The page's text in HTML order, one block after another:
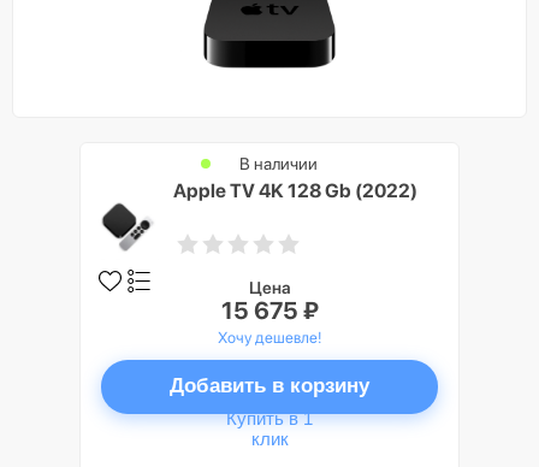
Apple TV 4K 128 Gb (2022)
В наличии
Цена
15 675 ₽
Хочу дешевле!
Добавить в корзину
Купить в 1
клик